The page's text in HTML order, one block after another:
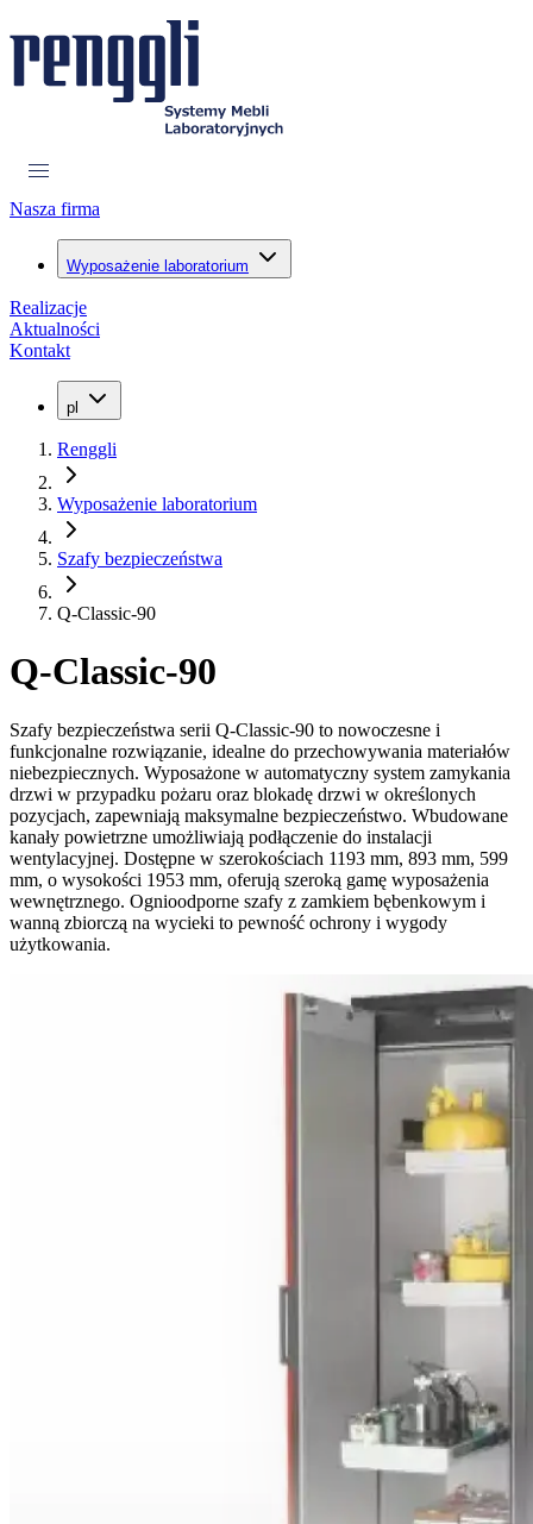
Nasza firma
Wyposażenie laboratorium
Realizacje
Aktualności
Kontakt
pl
Renggli
Wyposażenie laboratorium
Szafy bezpieczeństwa
Q-Classic-90
Q-Classic-90
Szafy bezpieczeństwa serii Q-Classic-90 to nowoczesne i
funkcjonalne rozwiązanie, idealne do przechowywania materiałów
niebezpiecznych. Wyposażone w automatyczny system zamykania
drzwi w przypadku pożaru oraz blokadę drzwi w określonych
pozycjach, zapewniają maksymalne bezpieczeństwo. Wbudowane
kanały powietrzne umożliwiają podłączenie do instalacji
wentylacyjnej. Dostępne w szerokościach 1193 mm, 893 mm, 599
mm, o wysokości 1953 mm, oferują szeroką gamę wyposażenia
wewnętrznego. Ognioodporne szafy z zamkiem bębenkowym i
wanną zbiorczą na wycieki to pewność ochrony i wygody
użytkowania.